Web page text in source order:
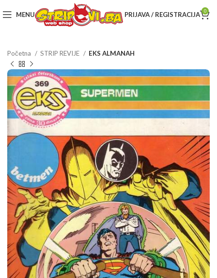
MENU PRIJAVA / REGISTRACIJA 0
Početna STRIP REVIJE EKS ALMANAH